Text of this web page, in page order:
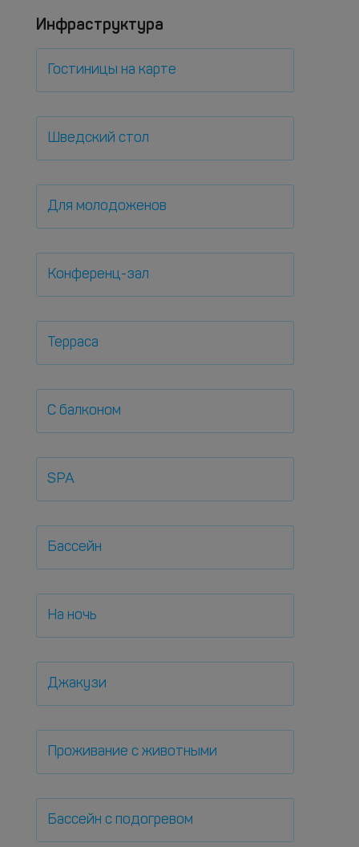
Инфраструктура
Гостиницы на карте
Шведский стол
Для молодоженов
Конференц-зал
Терраса
С балконом
SPA
Бассейн
На ночь
Джакузи
Проживание с животными
Бассейн с подогревом